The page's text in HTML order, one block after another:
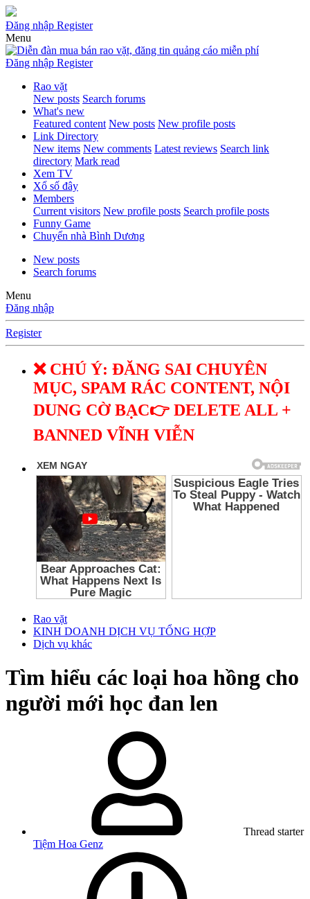
Đăng nhập Register
Menu
Đăng nhập Register
Rao vặt
New posts Search forums
What's new
Featured content New posts New profile posts
Link Directory
New items New comments Latest reviews Search link
directory Mark read
Xem TV
Xổ số đây
Members
Current visitors New profile posts Search profile posts
Funny Game
Chuyển nhà Bình Dương
New posts
Search forums
Menu
Đăng nhập
Register
❌ CHÚ Ý: ĐĂNG SAI CHUYÊN
MỤC, SPAM RÁC CONTENT, NỘI
DUNG CỜ BẠC👉 DELETE ALL +
BANNED VĨNH VIỄN
Rao vặt
KINH DOANH DỊCH VỤ TỔNG HỢP
Dịch vụ khác
Tìm hiểu các loại hoa hồng cho
người mới học đan len
Thread starter
Tiệm Hoa Genz